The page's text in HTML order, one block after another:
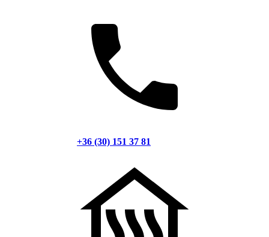
+36 (30) 151 37 81